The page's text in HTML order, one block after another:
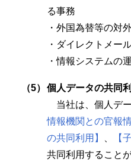
る事務
・外国為替等の対
・ダイレクトメー
・情報システムの
（5）
個人データの共同
当社は、個人デ
情報機関との官報
の共同利用】
【
共同利用すること